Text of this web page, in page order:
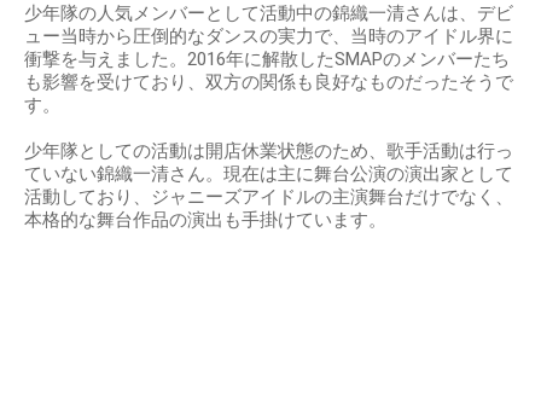
少年隊の人気メンバーとして活動中の錦織一清さんは、デビ
ュー当時から圧倒的なダンスの実力で、当時のアイドル界に
衝撃を与えました。2016年に解散したSMAPのメンバーたち
も影響を受けており、双方の関係も良好なものだったそうで
す。
少年隊としての活動は開店休業状態のため、歌手活動は行っ
ていない錦織一清さん。現在は主に舞台公演の演出家として
活動しており、ジャニーズアイドルの主演舞台だけでなく、
本格的な舞台作品の演出も手掛けています。